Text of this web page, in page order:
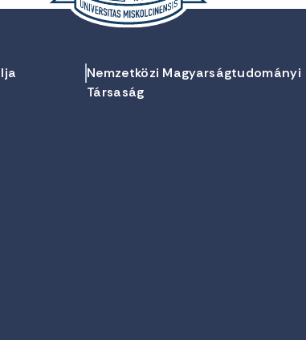
Nemzetközi Magyarságtudományi
Társaság